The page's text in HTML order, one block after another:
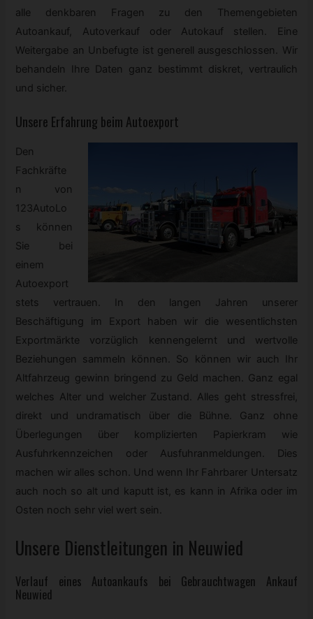
alle denkbaren Fragen zu den Themengebieten
Autoankauf, Autoverkauf oder Autokauf stellen. Eine
Weitergabe an Unbefugte ist generell ausgeschlossen. Wir
behandeln Ihre Daten ganz bestimmt diskret, vertraulich
und sicher.
Unsere Erfahrung beim Autoexport
Den
Fachkräfte
n von
123AutoLo
s können
Sie bei
einem
Autoexport
stets vertrauen. In den langen Jahren unserer
Beschäftigung im Export haben wir die wesentlichsten
Exportmärkte vorzüglich kennengelernt und wertvolle
Beziehungen sammeln können. So können wir auch Ihr
Altfahrzeug gewinn bringend zu Geld machen. Ganz egal
welches Alter und welcher Zustand. Alles geht stressfrei,
direkt und undramatisch über die Bühne. Ganz ohne
Überlegungen über komplizierten Papierkram wie
Ausfuhrkennzeichen oder Ausfuhranmeldungen. Dies
machen wir alles schon. Und wenn Ihr Fahrbarer Untersatz
auch noch so alt und kaputt ist, es kann in Afrika oder im
Osten noch sehr viel wert sein.
Unsere Dienstleitungen in Neuwied
Verlauf eines Autoankaufs bei Gebrauchtwagen Ankauf
Neuwied